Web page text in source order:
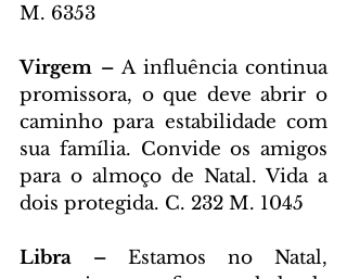
M. 6353
Virgem – A influência continua
promissora, o que deve abrir o
caminho para estabilidade com
sua família. Convide os amigos
para o almoço de Natal. Vida a
dois protegida. C. 232 M. 1045
Libra – Estamos no Natal,